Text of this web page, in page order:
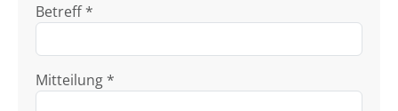
Betreff *
Mitteilung *